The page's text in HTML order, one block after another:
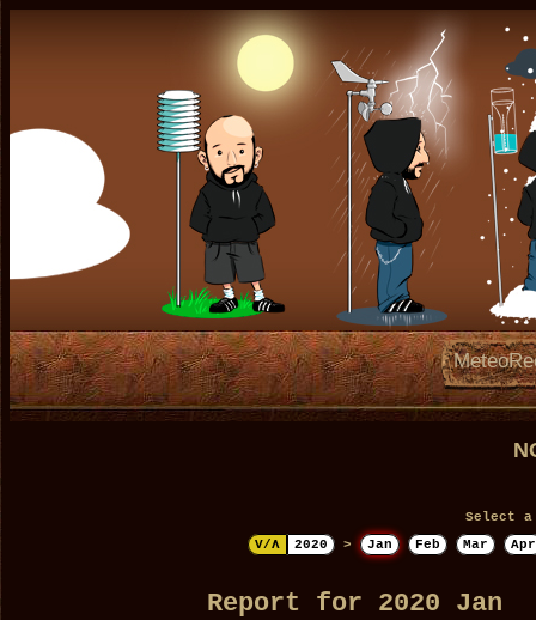
Select a
V/Λ
2020 > Jan Feb Mar Apr
Report for 2020 Jan